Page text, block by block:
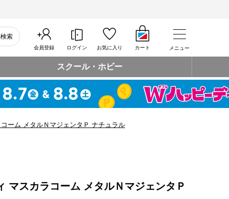
索
会員登録 ログイン お気に入り カート メニュー
スクール・ホビー
ーム メタルＮマジェンタＰ ナチュラル
マスカラコーム メタルＮマジェンタＰ